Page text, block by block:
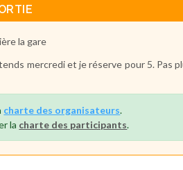
la gare
mercredi et je réserve pour 5. Pas
charte des organisateurs.
la charte des participants.